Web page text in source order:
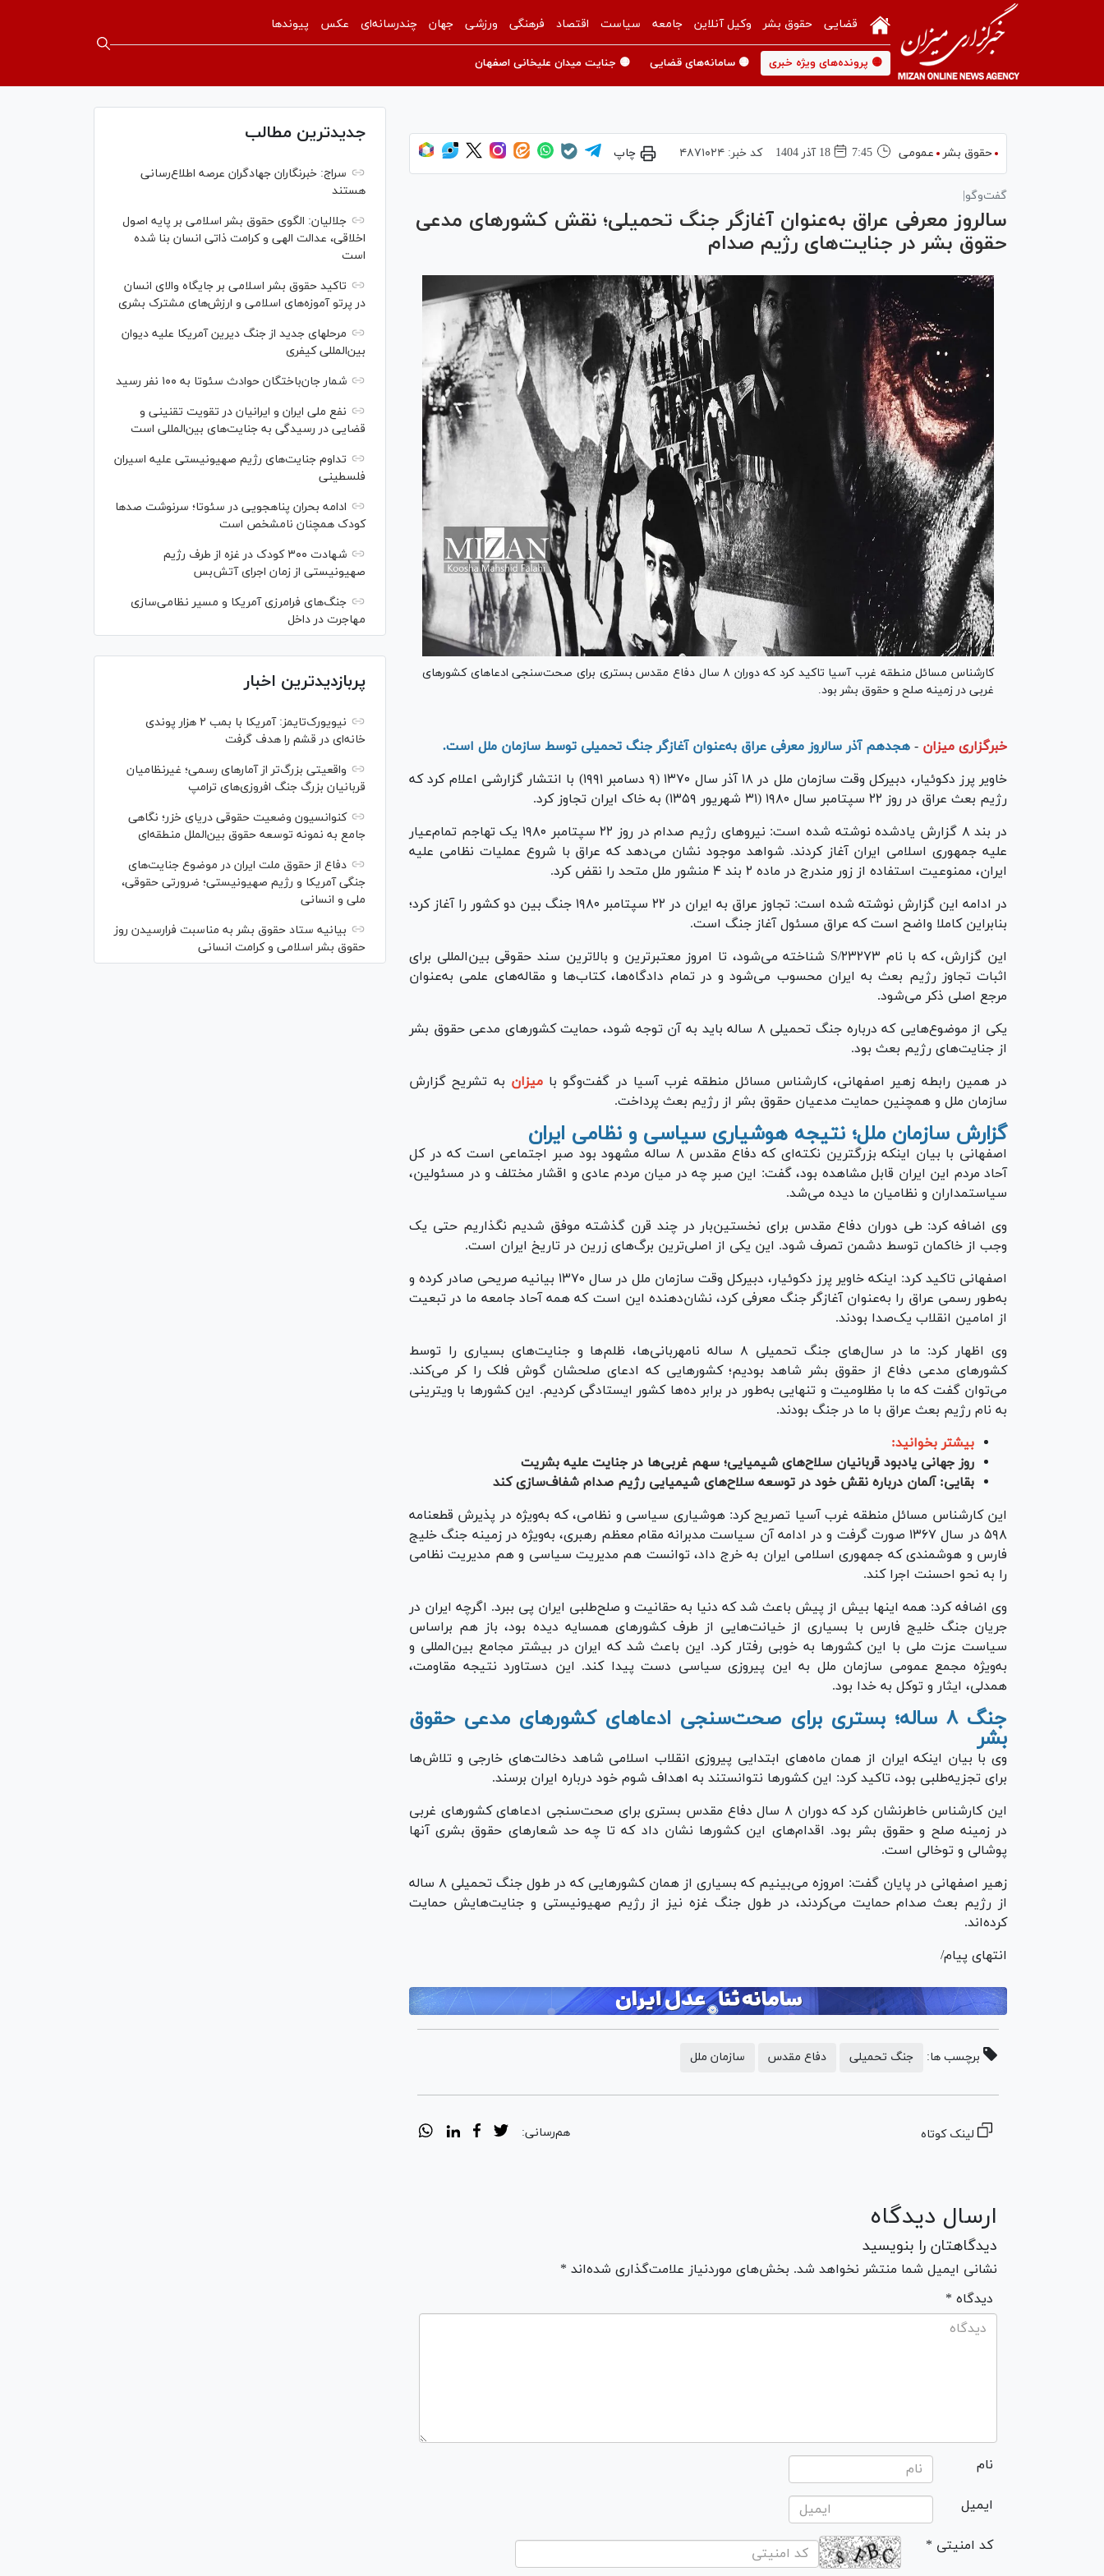
قضایی حقوق بشر وکیل آنلاین جامعه سیاست اقتصاد فرهنگی ورزشی جهان چندرسانه‌ای عکس پیوندها
🟡 پرونده‌های ویژه خبری 🟡 سامانه‌های قضایی 🟡 جنایت میدان علیخانی اصفهان
حقوق بشر عمومی 7:45 18 آذر 1404 کد خبر:۴۸۷۱۰۲۴ چاپ
گفت‌و‌گو|
سالروز معرفی عراق به‌عنوان آغازگر جنگ تحمیلی؛ نقش کشور‌های مدعی
حقوق بشر در جنایت‌های رژیم صدام
کارشناس مسائل منطقه غرب آسیا تاکید کرد که دوران ۸ سال دفاع مقدس بستری برای صحت‌سنجی ادعا‌های کشور‌های
غربی در زمینه صلح و حقوق بشر بود.
خبرگزاری میزان - هجدهم آذر سا‌لروز معرفی عراق به‌عنوان آغازگر جنگ تحمیلی توسط سازمان ملل است.
خاویر پرز دکوئیار، دبیرکل وقت سازمان ملل در ۱۸ آذر سال ۱۳۷۰ (۹ دسامبر ۱۹۹۱) با انتشار گزارشی اعلام کرد که
رژیم بعث عراق در روز ۲۲ سپتامبر سال ۱۹۸۰ (۳۱ شهریور ۱۳۵۹) به خاک ایران تجاوز کرد.
در بند ۸ گزارش یادشده نوشته شده است: نیرو‌های رژیم صدام در روز ۲۲ سپتامبر ۱۹۸۰ یک تهاجم تمام‌عیار
علیه جمهوری اسلامی ایران آغاز کردند. شواهد موجود نشان می‌دهد که عراق با شروع عملیات نظامی علیه
ایران، ممنوعیت استفاده از زور مندرج در ماده ۲ بند ۴ منشور ملل متحد را نقض کرد.
در ادامه این گزارش نوشته شده است: تجاوز عراق به ایران در ۲۲ سپتامبر ۱۹۸۰ جنگ بین دو کشور را آغاز کرد؛
بنابراین کاملا واضح است که عراق مسئول آغاز جنگ است.
این گزارش، که با نام S/۲۳۲۷۳ شناخته می‌شود، تا امروز معتبرترین و بالاترین سند حقوقی بین‌المللی برای
اثبات تجاوز رژیم بعث به ایران محسوب می‌شود و در تمام دادگاه‌ها، کتاب‌ها و مقاله‌های علمی به‌عنوان
مرجع اصلی ذکر می‌شود.
یکی از موضوع‌هایی که درباره جنگ تحمیلی ۸ ساله باید به آن توجه شود، حمایت کشور‌های مدعی حقوق بشر
از جنایت‌های رژیم بعث بود.
در همین رابطه زهیر اصفهانی، کارشناس مسائل منطقه غرب آسیا در گفت‌و‌گو بامیزان به تشریح گزارش
سازمان ملل و همچنین حمایت مدعیان حقوق بشر از رژیم بعث پرداخت.
گزارش سازمان ملل؛ نتیجه هوشیاری سیاسی و نظامی ایران
اصفهانی با بیان اینکه بزرگترین نکته‌ای که دفاع مقدس ۸ ساله مشهود بود صبر اجتماعی است که در کل
آحاد مردم این ایران قابل مشاهده بود، گفت: این صبر چه در میان مردم عادی و اقشار مختلف و در مسئولین،
سیاستمداران و نظامیان ما دیده می‌شد.
وی اضافه کرد: طی دوران دفاع مقدس برای نخستین‌بار در چند قرن گذشته موفق شدیم نگذاریم حتی یک
وجب از خاکمان توسط دشمن تصرف شود. این یکی از اصلی‌ترین برگ‌های زرین در تاریخ ایران است.
اصفهانی تاکید کرد: اینکه خاویر پرز دکوئیار، دبیرکل وقت سازمان ملل در سال ۱۳۷۰ بیانیه صریحی صادر کرده و
به‌طور رسمی عراق را به‌عنوان آغازگر جنگ معرفی کرد، نشان‌دهنده این است که همه آحاد جامعه ما در تبعیت
از امامین انقلاب یک‌صدا بودند.
وی اظهار کرد: ما در سال‌های جنگ تحمیلی ۸ ساله نامهربانی‌ها، ظلم‌ها و جنایت‌های بسیاری را توسط
کشور‌های مدعی دفاع از حقوق بشر شاهد بودیم؛ کشور‌هایی که ادعای صلحشان گوش فلک را کر می‌کند.
می‌توان گفت که ما با مظلومیت و تنهایی به‌طور در برابر ده‌ها کشور ایستادگی کردیم. این کشور‌ها با ویترینی
به نام رژیم بعث عراق با ما در جنگ بودند.
بیشتر بخوانید:
روز جهانی یادبود قربانیان سلاح‌های شیمیایی؛ سهم غربی‌ها در جنایت علیه بشریت
بقایی: آلمان درباره نقش خود در توسعه سلاح‌های شیمیایی رژیم صدام شفاف‌سازی کند
این کارشناس مسائل منطقه غرب آسیا تصریح کرد: هوشیاری سیاسی و نظامی، که به‌ویژه در پذیرش قطعنامه
۵۹۸ در سال ۱۳۶۷ صورت گرفت و در ادامه آن سیاست مدبرانه مقام معظم رهبری، به‌ویژه در زمینه جنگ خلیج
فارس و هوشمندی که جمهوری اسلامی ایران به خرج داد، توانست هم مدیریت سیاسی و هم مدیریت نظامی
را به نحو احسنت اجرا کند.
وی اضافه کرد: همه اینها بیش از پیش باعث شد که دنیا به حقانیت و صلح‌طلبی ایران پی ببرد. اگرچه ایران در
جریان جنگ خلیج فارس با بسیاری از خیانت‌هایی از طرف کشور‌های همسایه دیده بود، باز هم براساس
سیاست عزت ملی با این کشور‌ها به خوبی رفتار کرد. این باعث شد که ایران در بیشتر مجامع بین‌المللی و
به‌ویژه مجمع عمومی سازمان ملل به این پیروزی سیاسی دست پیدا کند. این دستاورد نتیجه مقاومت،
همدلی، ایثار و توکل به خدا بود.
جنگ ۸ ساله؛ بستری برای صحت‌سنجی ادعا‌های کشور‌های مدعی حقوق
بشر
وی با بیان اینکه ایران از همان ماه‌های ابتدایی پیروزی انقلاب اسلامی شاهد دخالت‌های خارجی و تلاش‌ها
برای تجزیه‌طلبی بود، تاکید کرد: این کشور‌ها نتوانستند به اهداف شوم خود درباره ایران برسند.
این کارشناس خاطرنشان کرد که دوران ۸ سال دفاع مقدس بستری برای صحت‌سنجی ادعا‌های کشور‌های غربی
در زمینه صلح و حقوق بشر بود. اقدام‌های این کشور‌ها نشان داد که تا چه حد شعار‌های حقوق بشری آنها
پوشالی و توخالی است.
زهیر اصفهانی در پایان گفت: امروزه می‌بینیم که بسیاری از همان کشور‌هایی که در طول جنگ تحمیلی ۸ ساله
از رژیم بعث صدام حمایت می‌کردند، در طول جنگ غزه نیز از رژیم صهیونیستی و جنایت‌هایش حمایت
کرده‌اند.
انتهای پیام/
برچسب ها: جنگ تحمیلی دفاع مقدس سازمان ملل
لینک کوتاه هم‌رسانی:
ارسال دیدگاه
دیدگاهتان را بنویسید
نشانی ایمیل شما منتشر نخواهد شد. بخش‌های موردنیاز علامت‌گذاری شده‌اند *
* دیدگاه
نام
ایمیل
* کد امنیتی
جدیدترین مطالب
سراج: خبرنگاران جهادگران عرصه اطلاع‌رسانی
هستند
جلالیان: الگوی حقوق بشر اسلامی بر پایه اصول
اخلاقی، عدالت الهی و کرامت ذاتی انسان بنا شده
است
تاکید حقوق بشر اسلامی بر جایگاه والای انسان
در پرتو آموزه‌های اسلامی و ارزش‌های مشترک بشری
مرحله‎ای جدید از جنگ دیرین آمریکا علیه دیوان
بین‌المللی کیفری
شمار جان‌باختگان حوادث سئوتا به ۱۰۰ نفر رسید
نفع ملی ایران و ایرانیان در تقویت تقنینی و
قضایی در رسیدگی به جنایت‌های بین‌المللی است
تداوم جنایت‌های رژیم صهیونیستی علیه اسیران
فلسطینی
ادامه بحران پناهجویی در سئوتا؛ سرنوشت صدها
کودک همچنان نامشخص است
شهادت ۳۰۰ کودک در غزه از طرف رژیم
صهیونیستی از زمان اجرای آتش‌بس
جنگ‌های فرامرزی آمریکا و مسیر نظامی‌سازی
مهاجرت در داخل
پربازدیدترین اخبار
نیویورک‌تایمز: آمریکا با بمب ۲ هزار پوندی
خانه‌ای در قشم را هدف گرفت
واقعیتی بزرگ‌تر از آمار‌های رسمی؛ غیرنظامیان
قربانیان بزرگ جنگ افروزی‌های ترامپ
کنوانسیون وضعیت حقوقی دریای خزر؛ نگاهی
جامع به نمونه توسعه حقوق بین‌الملل منطقه‌ای
دفاع از حقوق ملت ایران در موضوع جنایت‌های
جنگی آمریکا و رژیم صهیونیستی؛ ضرورتی حقوقی،
ملی و انسانی
بیانیه ستاد حقوق بشر به مناسبت فرارسیدن روز
حقوق بشر اسلامی و کرامت انسانی